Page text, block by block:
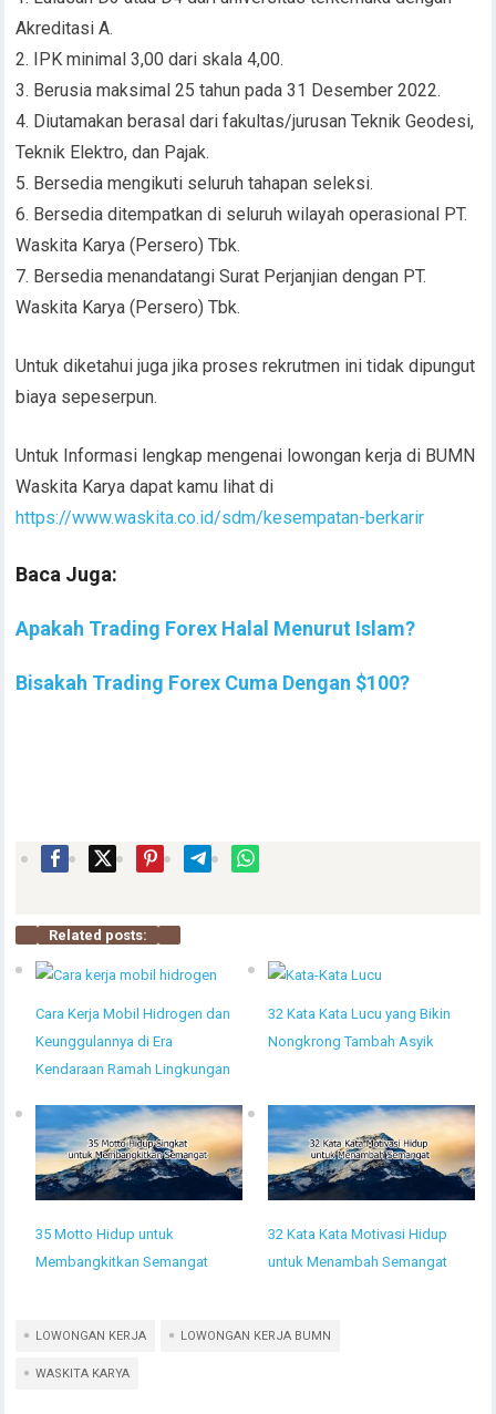
Akreditasi A.
2. IPK minimal 3,00 dari skala 4,00.
3. Berusia maksimal 25 tahun pada 31 Desember 2022.
4. Diutamakan berasal dari fakultas/jurusan Teknik Geodesi,
Teknik Elektro, dan Pajak.
5. Bersedia mengikuti seluruh tahapan seleksi.
6. Bersedia ditempatkan di seluruh wilayah operasional PT.
Waskita Karya (Persero) Tbk.
7. Bersedia menandatangi Surat Perjanjian dengan PT.
Waskita Karya (Persero) Tbk.
Untuk diketahui juga jika proses rekrutmen ini tidak dipungut
biaya sepeserpun.
Untuk Informasi lengkap mengenai lowongan kerja di BUMN
Waskita Karya dapat kamu lihat di
https://www.waskita.co.id/sdm/kesempatan-berkarir
Baca Juga:
Apakah Trading Forex Halal Menurut Islam?
Bisakah Trading Forex Cuma Dengan $100?
Related posts:
Cara Kerja Mobil Hidrogen dan
Keunggulannya di Era
Kendaraan Ramah Lingkungan
32 Kata Kata Lucu yang Bikin
Nongkrong Tambah Asyik
35 Motto Hidup untuk
Membangkitkan Semangat
32 Kata Kata Motivasi Hidup
untuk Menambah Semangat
LOWONGAN KERJA LOWONGAN KERJA BUMN
WASKITA KARYA